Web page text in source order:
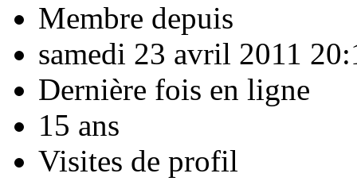
Membre depuis
samedi 23 avril 2011
Dernière fois en ligne
15 ans
Visites de profil